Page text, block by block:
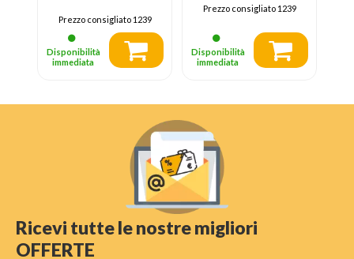
Prezzo consigliato1239
Disponibilità
immediata
Prezzo consigliato1239
Disponibilità
immediata
Ricevi tutte le nostre migliori
OFFERTE